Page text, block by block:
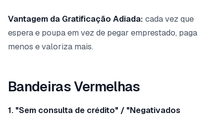
Vantagem da Gratificação Adiada: cada vez que
espera e poupa em vez de pegar emprestado, paga
menos e valoriza mais.
Bandeiras Vermelhas
1. "Sem consulta de crédito" / "Negativados